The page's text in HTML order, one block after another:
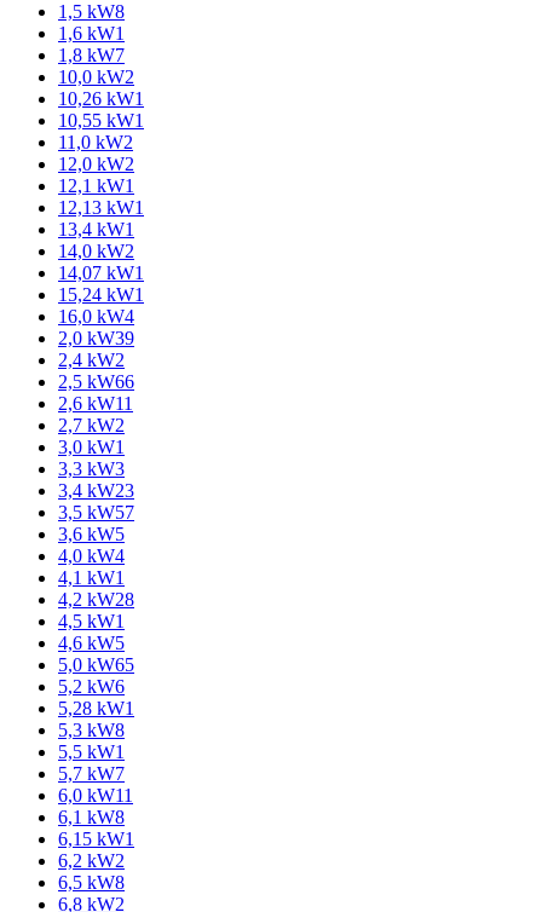
1,5 kW8
1,6 kW1
1,8 kW7
10,0 kW2
10,26 kW1
10,55 kW1
11,0 kW2
12,0 kW2
12,1 kW1
12,13 kW1
13,4 kW1
14,0 kW2
14,07 kW1
15,24 kW1
16,0 kW4
2,0 kW39
2,4 kW2
2,5 kW66
2,6 kW11
2,7 kW2
3,0 kW1
3,3 kW3
3,4 kW23
3,5 kW57
3,6 kW5
4,0 kW4
4,1 kW1
4,2 kW28
4,5 kW1
4,6 kW5
5,0 kW65
5,2 kW6
5,28 kW1
5,3 kW8
5,5 kW1
5,7 kW7
6,0 kW11
6,1 kW8
6,15 kW1
6,2 kW2
6,5 kW8
6,8 kW2